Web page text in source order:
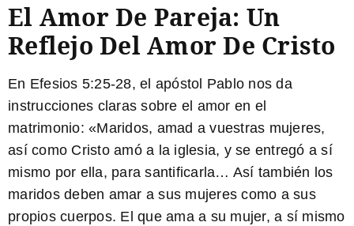
El Amor De Pareja: Un
Reflejo Del Amor De Cristo
En Efesios 5:25-28, el apóstol Pablo nos da
instrucciones claras sobre el amor en el
matrimonio: «Maridos, amad a vuestras mujeres,
así como Cristo amó a la iglesia, y se entregó a sí
mismo por ella, para santificarla… Así también los
maridos deben amar a sus mujeres como a sus
propios cuerpos. El que ama a su mujer, a sí mismo